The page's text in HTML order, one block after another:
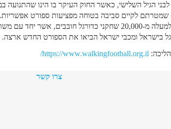
הגיל השלישי, כאשר החוק העיקר בו הינו שהתנועה
שמטרתם לקיים סביבה בטוחה מפציעות ספורט
ביוזמת ארגון "מדינת הכדורגל" המאגד למעלה מ-20,000 שחקני כדורגל חובבים,
בישראל ומכבי ישראל הביאו את הספורט החדש ארצה.
https://www.walkingfootball.org.il/
צרו קשר